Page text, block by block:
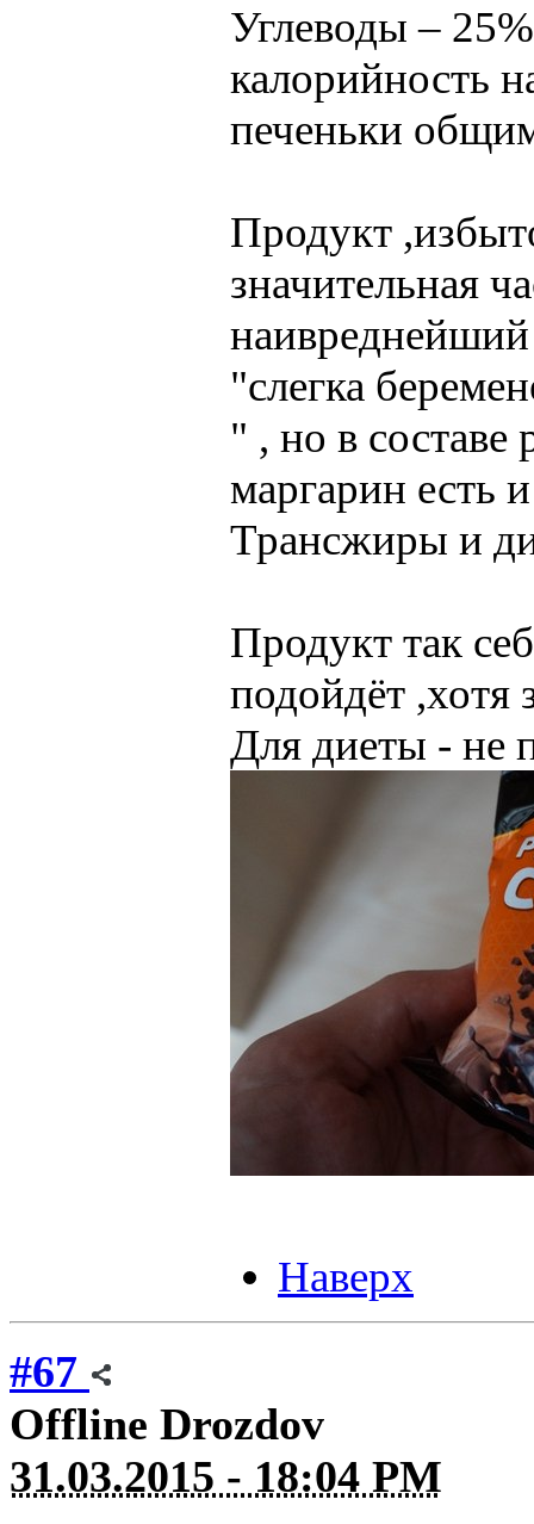
Углеводы –
калорийность
печеньки
Продукт
значительная
"слегка
" , но в
маргарин есть
Трансжиры и
Продукт так
подойдёт ,хотя
Для диеты - не
Наверх
#67
Offline Drozdov
31.03.2015 - 18:04 PM